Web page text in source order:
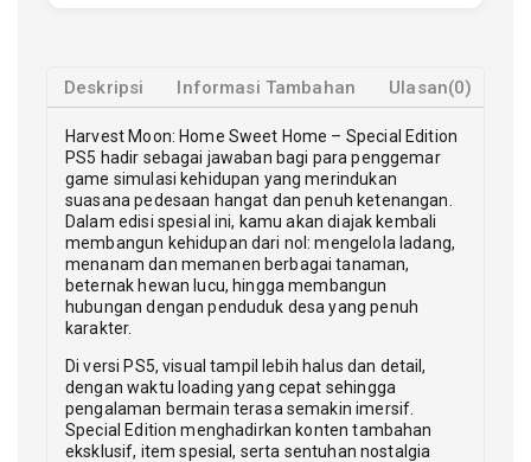
Deskripsi Informasi Tambahan Ulasan(0)
Harvest Moon: Home Sweet Home – Special Edition
PS5 hadir sebagai jawaban bagi para penggemar
game simulasi kehidupan yang merindukan
suasana pedesaan hangat dan penuh ketenangan.
Dalam edisi spesial ini, kamu akan diajak kembali
membangun kehidupan dari nol: mengelola ladang,
menanam dan memanen berbagai tanaman,
beternak hewan lucu, hingga membangun
hubungan dengan penduduk desa yang penuh
karakter.
Di versi PS5, visual tampil lebih halus dan detail,
dengan waktu loading yang cepat sehingga
pengalaman bermain terasa semakin imersif.
Special Edition menghadirkan konten tambahan
eksklusif, item spesial, serta sentuhan nostalgia